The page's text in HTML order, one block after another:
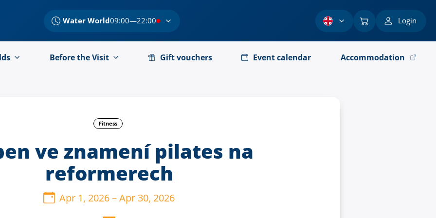
Water World09:00—22:00 Login
Before the Visit Gift vouchers Event calendar Accommodation
Fitness
ve znamení pilates na
reformerech
Apr 1, 2026–Apr 30, 2026